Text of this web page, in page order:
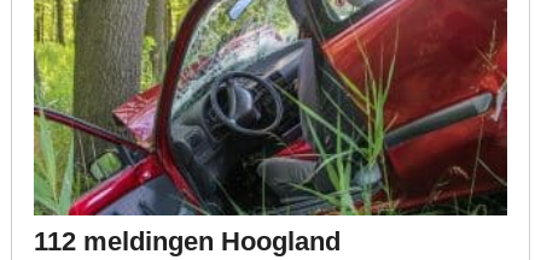
112 meldingen Hoogland